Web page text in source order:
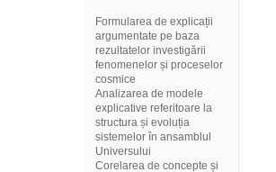
Formularea de explicații
argumentate pe baza
rezultatelor investigării
fenomenelor și proceselor
cosmice
Analizarea de modele
explicative referitoare la
structura și evoluția
sistemelor în ansamblul
Universului
Corelarea de concepte și